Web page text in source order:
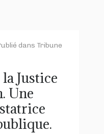
dans Tribune
Justice
Une